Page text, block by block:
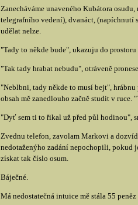
Zanecháváme unaveného Kubátora
telegrafního vedení), dvanáct, (napíchnutí
udělat nelze.
"Tady to někde bude", ukazuju do prostoru
"Tak tady hrabat nebudu", otráveně
"Neblbni, tady někde to musí bejt",
obsah mě zanedlouho začně studit v ruce.
"Dyť sem ti to řikal už před půl hodinou",
Zvednu telefon, zavolam Markovi a
nedotaženýho zadání nepochopili, pokud
získat tak číslo osum.
Báječné.
Má nedostatečná intuice mě stála 55